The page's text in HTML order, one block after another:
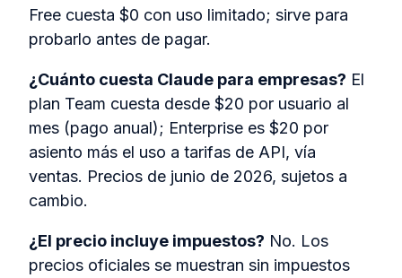
Free cuesta $0 con uso limitado; sirve para
probarlo antes de pagar.
¿Cuánto cuesta Claude para empresas? El
plan Team cuesta desde $20 por usuario al
mes (pago anual); Enterprise es $20 por
asiento más el uso a tarifas de API, vía
ventas. Precios de junio de 2026, sujetos a
cambio.
¿El precio incluye impuestos? No. Los
precios oficiales se muestran sin impuestos